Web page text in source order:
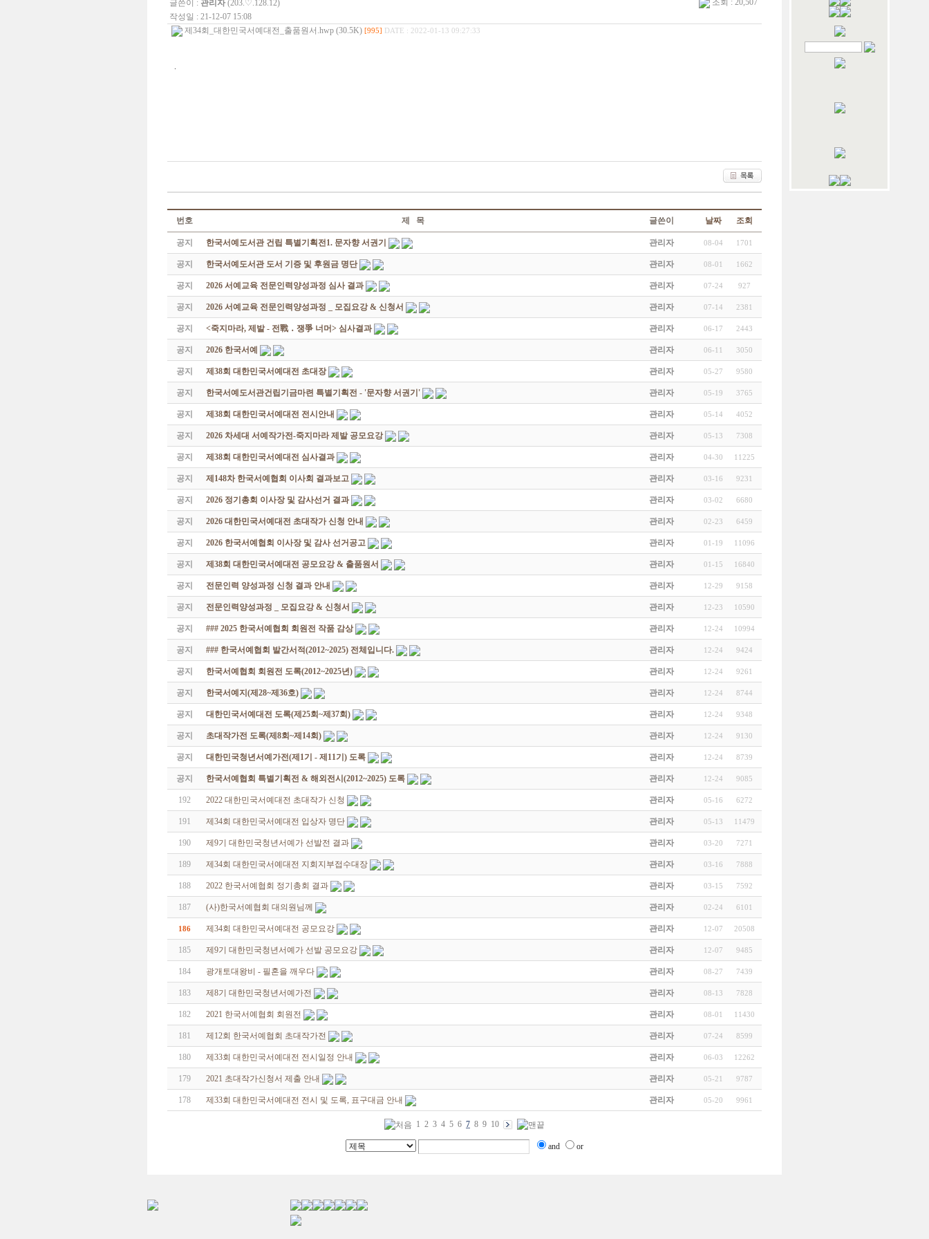
글쓴이 : 관리자 (203.♡.128.12)
작성일 : 21-12-07 15:08
조회 : 20,507
제34회_대한민국서예대전_출품원서.hwp (30.5K) [995] DATE : 2022-01-13 09:27:33
.
번호 제 목 글쓴이 날짜 조회
공지 한국서예도서관 건립 특별기획전1. 문자향 서권기 관리자 08-04 1701
공지 한국서예도서관 도서 기증 및 후원금 명단 관리자 08-01 1662
공지 2026 서예교육 전문인력양성과정 심사 결과 관리자 07-24 927
공지 2026 서예교육 전문인력양성과정 _ 모집요강 & 신청서 관리자 07-14 2381
공지 <죽지마라, 제발 - 전戰 ․ 쟁爭 너머> 심사결과 관리자 06-17 2443
공지 2026 한국서예 관리자 06-11 3050
공지 제38회 대한민국서예대전 초대장 관리자 05-27 9580
공지 한국서예도서관건립기금마련 특별기획전 - '문자향 서권기' 관리자 05-19 3765
공지 제38회 대한민국서예대전 전시안내 관리자 05-14 4052
공지 2026 차세대 서예작가전-죽지마라 제발 공모요강 관리자 05-13 7308
공지 제38회 대한민국서예대전 심사결과 관리자 04-30 11225
공지 제148차 한국서예협회 이사회 결과보고 관리자 03-16 9231
공지 2026 정기총회 이사장 및 감사선거 결과 관리자 03-02 6680
공지 2026 대한민국서예대전 초대작가 신청 안내 관리자 02-23 6459
공지 2026 한국서예협회 이사장 및 감사 선거공고 관리자 01-19 11096
공지 제38회 대한민국서예대전 공모요강 & 출품원서 관리자 01-15 16840
공지 전문인력 양성과정 신청 결과 안내 관리자 12-29 9158
공지 전문인력양성과정 _ 모집요강 & 신청서 관리자 12-23 10590
공지 ### 2025 한국서예협회 회원전 작품 감상 관리자 12-24 10994
공지 ### 한국서예협회 발간서적(2012~2025) 전체입니다. 관리자 12-24 9424
공지 한국서예협회 회원전 도록(2012~2025년) 관리자 12-24 9261
공지 한국서예지(제28~제36호) 관리자 12-24 8744
공지 대한민국서예대전 도록(제25회~제37회) 관리자 12-24 9348
공지 초대작가전 도록(제8회~제14회) 관리자 12-24 9130
공지 대한민국청년서예가전(제1기 - 제11기) 도록 관리자 12-24 8739
공지 한국서예협회 특별기획전 & 해외전시(2012~2025) 도록 관리자 12-24 9085
192 2022 대한민국서예대전 초대작가 신청 관리자 05-16 6272
191 제34회 대한민국서예대전 입상자 명단 관리자 05-13 11479
190 제9기 대한민국청년서예가 선발전 결과 관리자 03-20 7271
189 제34회 대한민국서예대전 지회지부접수대장 관리자 03-16 7888
188 2022 한국서예협회 정기총회 결과 관리자 03-15 7592
187 (사)한국서예협회 대의원님께 관리자 02-24 6101
186 제34회 대한민국서예대전 공모요강 관리자 12-07 20508
185 제9기 대한민국청년서예가 선발 공모요강 관리자 12-07 9485
184 광개토대왕비 - 필혼을 깨우다 관리자 08-27 7439
183 제8기 대한민국청년서예가전 관리자 08-13 7828
182 2021 한국서예협회 회원전 관리자 08-01 11430
181 제12회 한국서예협회 초대작가전 관리자 07-24 8599
180 제33회 대한민국서예대전 전시일정 안내 관리자 06-03 12262
179 2021 초대작가신청서 제출 안내 관리자 05-21 9787
178 제33회 대한민국서예대전 전시 및 도록, 표구대금 안내 관리자 05-20 9961
1 2 3 4 5 6 7 8 9 10
and or